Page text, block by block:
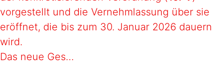
vorgestellt und die Vernehmlassung über sie
eröffnet, die bis zum 30. Januar 2026 dauern
wird.
Das neue Ges…